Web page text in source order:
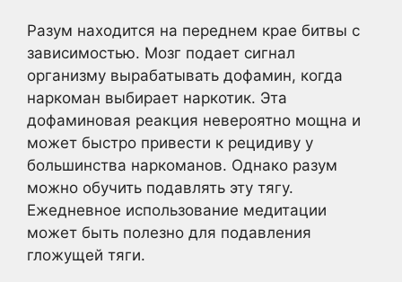
Разум находится на переднем крае битвы с
зависимостью. Мозг подает сигнал
организму вырабатывать дофамин, когда
наркоман выбирает наркотик. Эта
дофаминовая реакция невероятно мощна и
может быстро привести к рецидиву у
большинства наркоманов. Однако разум
можно обучить подавлять эту тягу.
Ежедневное использование медитации
может быть полезно для подавления
гложущей тяги.